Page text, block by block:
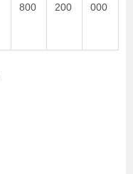
800
200
000